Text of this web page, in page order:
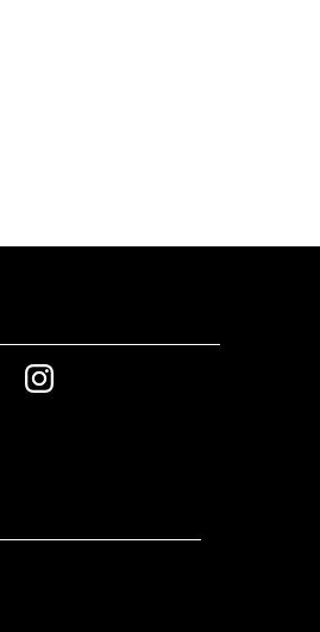
YoutubeInstagram